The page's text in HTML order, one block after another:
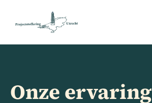
Onze ervaring
This is some text inside of a div block.
This is some text inside of a div block.
This is some text inside of a div block.